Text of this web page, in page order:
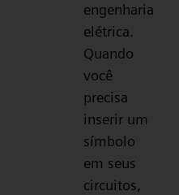
engenharia
elétrica.
Quando
você
precisa
inserir um
símbolo
em seus
circuitos,